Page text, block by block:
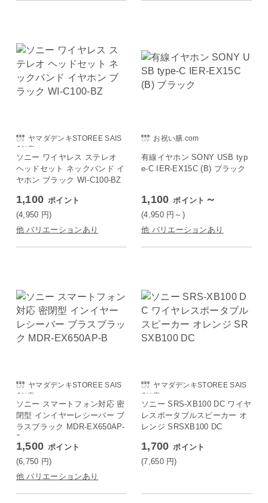
ヤマダデンキSTOREE SAIS
ON店
ソニー ワイヤレス ステレオ
ヘッドセット ネックバンド イ
ヤホン ブラック WI-C100-BZ
1,100 ポイント
(4,950 円)
他 バリエーションあり
お祝い膳.com
有線イヤホン SONY USB typ
e-C IER-EX15C (B) ブラック
1,100 ポイント ～
(4,950 円 ～)
他 バリエーションあり
ヤマダデンキSTOREE SAIS
ON店
ソニー スマートフォン対応 密
閉型 インイヤーレシーバー ブ
ラスブラック MDR-EX650AP-
B
1,500 ポイント
(6,750 円)
他 バリエーションあり
ヤマダデンキSTOREE SAIS
ON店
ソニー SRS-XB100 DC ワイヤ
レスポータブルスピーカー オ
レンジ SRSXB100 DC
1,700 ポイント
(7,650 円)